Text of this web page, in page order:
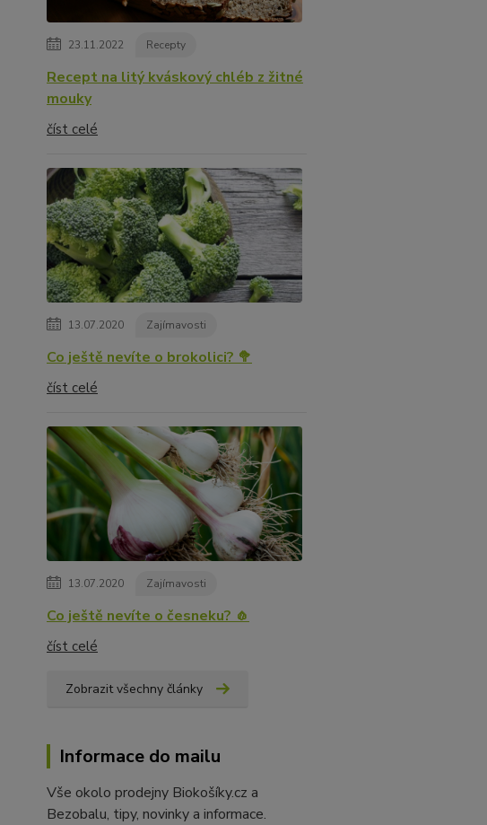
23.11.2022 Recepty
Recept na litý kváskový chléb z žitné
mouky
číst celé
13.07.2020 Zajímavosti
Co ještě nevíte o brokolici? 🥦
číst celé
13.07.2020 Zajímavosti
Co ještě nevíte o česneku? 🧄
číst celé
Zobrazit všechny články
Informace do mailu
Vše okolo prodejny Biokošíky.cz a
Bezobalu, tipy, novinky a informace.